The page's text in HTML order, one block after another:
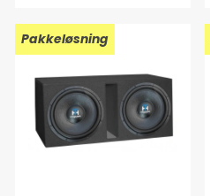
Pakkeløsning